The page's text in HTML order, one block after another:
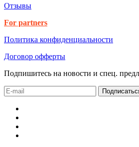
Отзывы
For partners
Политика конфиденциальности
Договор офферты
Подпишитесь на новости и спец.